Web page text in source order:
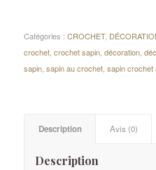
Catégories : CROCHET,
crochet, crochet sapin, décoration,
sapin, sapin au crochet, sapin crochet
Description Avis (0)
Description